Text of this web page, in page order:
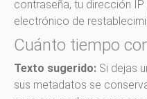
contraseña, tu dirección
electrónico de
Cuánto tiempo
Texto sugerido: Si dejas
sus metadatos se